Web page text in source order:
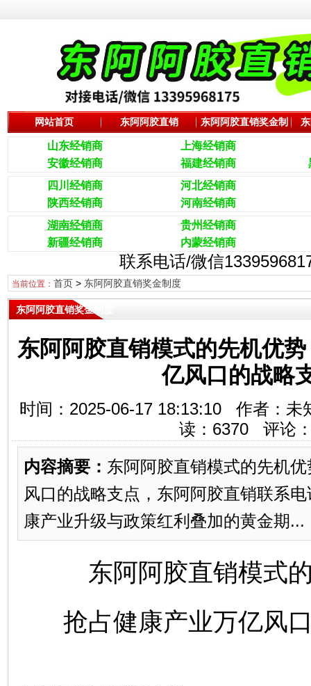
网站首页 东阿阿胶直销
东阿阿胶直销奖金制
山东经销商
上海经销商
安徽经销商
福建经销商
四川经销商
河北经销商
陕西经销商
河南经销商
湖南经销商
贵州经销商
新疆经销商
内蒙经销商
联系电话/微信
当前位置： 首页> 东阿阿胶直销奖金制度
东阿阿胶直销奖金制度
东阿阿胶直销模式的先机优
亿风口的战略
时间：2025-06-17 18:13:10 作者：
读： 6370评论
内容摘要： 东阿阿胶直销模式的先机
风口的战略支点，东阿阿胶直销联系
康产业升级与政策红利叠加的黄金期...
东阿阿胶直销模式
抢占健康产业万亿风